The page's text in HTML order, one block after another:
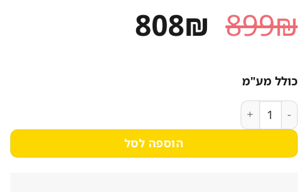
899₪ המחיר
808₪ המחיר
כולל מע"מ
כמות של מקרר ללא מקפיא 40 ליטר Landers דגם BCH40A
הוספה לסל